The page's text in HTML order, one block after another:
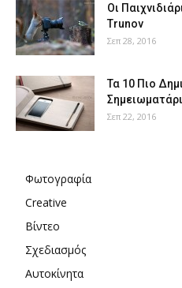
Οι
Trunov
Σεπ 28, 2016
Τα 10 Πιο
Σεπ 22, 2016
Φωτογραφία
Creative
Βίντεο
Σχεδιασμός
Αυτοκίνητα